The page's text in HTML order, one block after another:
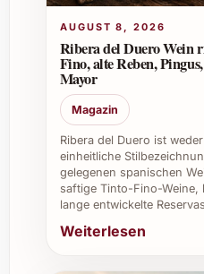
Sommerfeste &
Vielseitigkeit
gesellige
Catering &
oder bei Events
Qualitätsniveau
Charakter.
Weinkeller &
hervorragende
Liebhaber, die
schätzen und
Geschenk
AUGUST 8, 2026
Ribera del Duero Wein
Fino, alte Reben,
Mayor
Magazin
Ribera del Duero ist
einheitliche
gelegenen spanischen
saftige Tinto-Fino-Weine,
lange entwickelte
Weiterlesen